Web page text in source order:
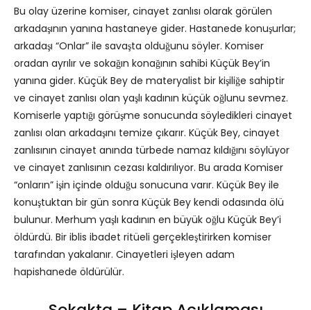
Bu olay üzerine komiser, cinayet zanlısı olarak görülen
arkadaşının yanına hastaneye gider. Hastanede konuşurlar;
arkadaşı “Onlar” ile savaşta olduğunu söyler. Komiser
oradan ayrılır ve sokağın konağının sahibi Küçük Bey’in
yanına gider. Küçük Bey de materyalist bir kişiliğe sahiptir
ve cinayet zanlısı olan yaşlı kadının küçük oğlunu sevmez.
Komiserle yaptığı görüşme sonucunda söyledikleri cinayet
zanlısı olan arkadaşını temize çıkarır. Küçük Bey, cinayet
zanlısının cinayet anında türbede namaz kıldığını söylüyor
ve cinayet zanlısının cezası kaldırılıyor. Bu arada Komiser
“onların” işin içinde olduğu sonucuna varır. Küçük Bey ile
konuştuktan bir gün sonra Küçük Bey kendi odasında ölü
bulunur. Merhum yaşlı kadının en büyük oğlu Küçük Bey’i
öldürdü. Bir iblis ibadet ritüeli gerçekleştirirken komiser
tarafından yakalanır. Cinayetleri işleyen adam
hapishanede öldürülür.